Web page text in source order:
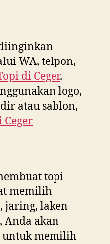
WA, telpon,
di Ceger.
logo,
atau sablon,
Ceger
topi
memilih
jaring, laken
Anda akan
untuk memilih